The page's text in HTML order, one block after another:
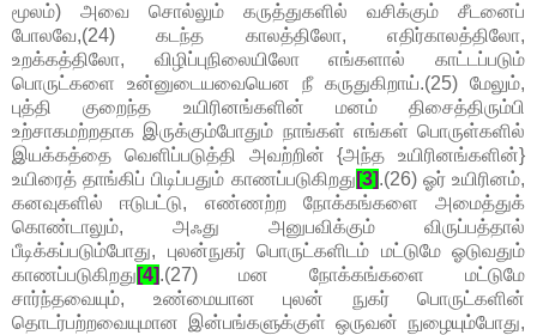
மூலம்) அவை சொல்லும் கருத்துகளில் வசிக்கும் சீடனைப்
போலவே,(24) கடந்த காலத்திலோ, எதிர்காலத்திலோ,
உறக்கத்திலோ, விழிப்புநிலையிலோ எங்களால் காட்டப்படும்
பொருட்களை உன்னுடையவையென நீ கருதுகிறாய்.(25) மேலும்,
புத்தி குறைந்த உயிரினங்களின் மனம் திசைத்திரும்பி
உற்சாகமற்றதாக இருக்கும்போதும் நாங்கள் எங்கள் பொருள்களில்
இயக்கத்தை வெளிப்படுத்தி அவற்றின் {அந்த உயிரினங்களின்}
உயிரைத் தாங்கிப் பிடிப்பதும் காணப்படுகிறது [3].(26) ஓர் உயிரினம்,
கனவுகளில் ஈடுபட்டு, எண்ணற்ற நோக்கங்களை அமைத்துக்
கொண்டாலும், அஃது அனுபவிக்கும் விருப்பத்தால்
பீடிக்கப்படும்போது, புலன்நுகர் பொருட்களிடம் மட்டுமே ஓடுவதும்
காணப்படுகிறது [4].(27) மன நோக்கங்களை மட்டுமே
சார்ந்தவையும், உண்மையான புலன் நுகர் பொருட்களின்
தொடர்பற்றவையுமான இன்பங்களுக்குள் ஒருவன் நுழையும்போது,